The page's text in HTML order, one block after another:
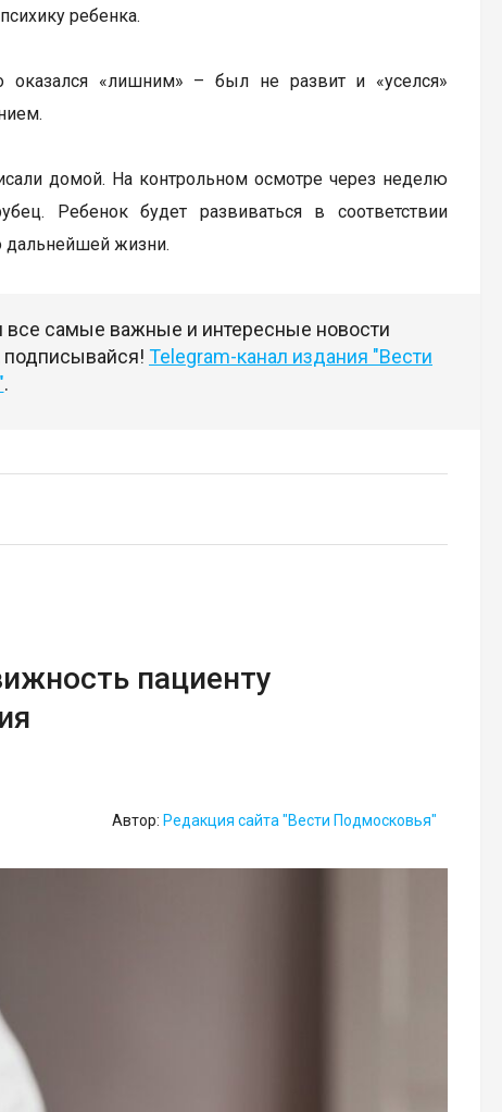
ребенка.
оказался «лишним» – был не развит и «уселся»
домой. На контрольном осмотре через неделю
Ребенок будет развиваться в соответствии
дальнейшей жизни.
все самые важные и интересные новости
подписывайся! Telegram-канал издания "Вести
.
пациенту
Автор: Редакция сайта "Вести Подмосковья"